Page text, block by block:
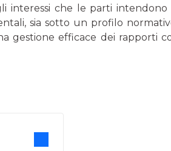
interessi che le parti
sia sotto un profilo
gestione efficace dei rapporti